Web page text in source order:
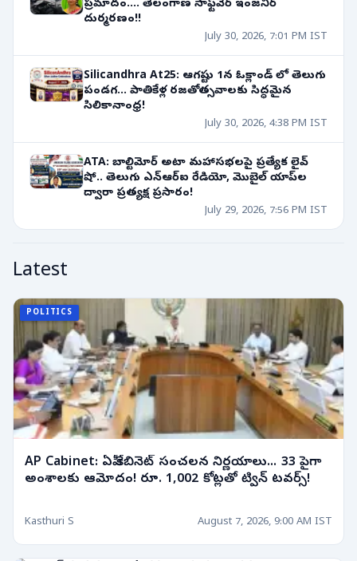
ప్రమాదం.... తెలంగాణ సాఫ్ట్‌వేర్ ఇంజనీర్
దుర్మరణం!!
July 30, 2026, 7:01 PM IST
Silicandhra At25: ఆగష్టు 1న ఓక్లాండ్ లో తెలుగు
పండగ... పాతికేళ్ల రజతోత్సవాలకు సిద్ధమైన
సిలికానాంధ్ర!
July 30, 2026, 4:38 PM IST
ATA: బాల్టిమోర్ అటా మహాసభలపై ప్రత్యేక లైవ్
షో.. తెలుగు ఎన్‌ఆర్‌ఐ రేడియో, మొబైల్ యాప్‌ల
ద్వారా ప్రత్యక్ష ప్రసారం!
July 29, 2026, 7:56 PM IST
Latest
POLITICS
AP Cabinet: ఏపీ కేబినెట్ సంచలన నిర్ణయాలు... 33 పైగా
అంశాలకు ఆమోదం! రూ. 1,002 కోట్లతో ట్విన్ టవర్స్!
Kasthuri S August 7, 2026, 9:00 AM IST